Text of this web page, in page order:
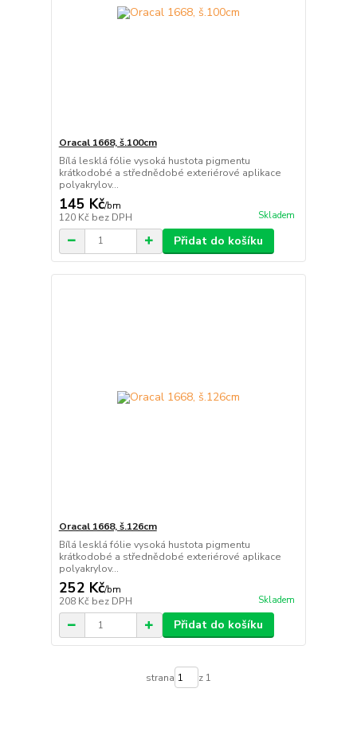
Oracal 1668, š.100cm
Bílá lesklá fólie vysoká hustota pigmentu
krátkodobé a střednědobé exteriérové aplikace
polyakrylov...
145 Kč/bm
120 Kč bez DPH Skladem
Přidat do košíku
Oracal 1668, š.126cm
Bílá lesklá fólie vysoká hustota pigmentu
krátkodobé a střednědobé exteriérové aplikace
polyakrylov...
252 Kč/bm
208 Kč bez DPH Skladem
Přidat do košíku
strana z 1